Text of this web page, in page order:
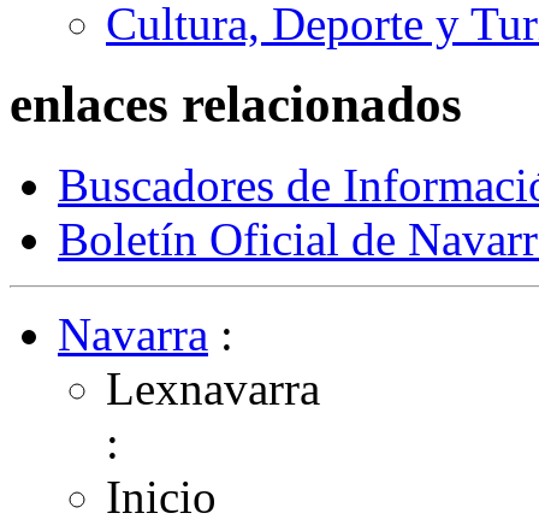
Cultura, Deporte y
enlaces relacionados
Buscadores de
Boletín Oficial de
Navarra :
Lexnavarra
:
Inicio